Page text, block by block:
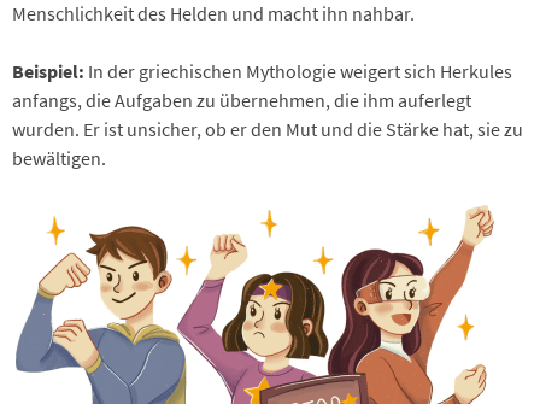
Menschlichkeit des Helden und macht ihn nahbar.
Beispiel: In der griechischen Mythologie weigert sich Herkules
anfangs, die Aufgaben zu übernehmen, die ihm auferlegt
wurden. Er ist unsicher, ob er den Mut und die Stärke hat, sie zu
bewältigen.